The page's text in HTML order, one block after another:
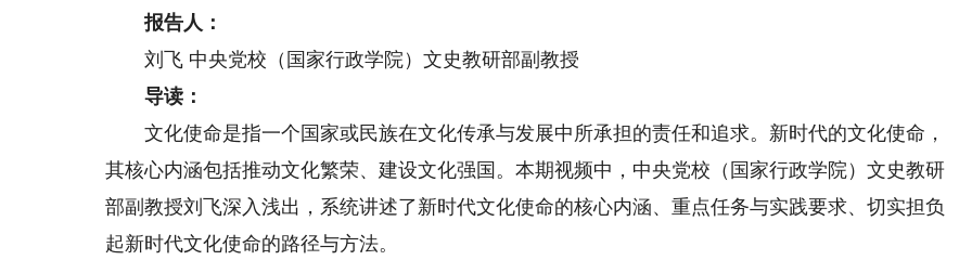
报告人：
刘飞 中央党校（国家行政学院）文史教研部副教授
导读：
文化使命是指一个国家或民族在文化传承与发展中所承担的责任和追求。新时代的文化使命，
其核心内涵包括推动文化繁荣、建设文化强国。本期视频中，中央党校（国家行政学院）文史教研
部副教授刘飞深入浅出，系统讲述了新时代文化使命的核心内涵、重点任务与实践要求、切实担负
起新时代文化使命的路径与方法。